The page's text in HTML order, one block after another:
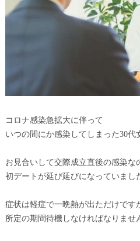
コロナ感染急拡大に伴って
いつの間にか感染してしまった30代
お見合いして交際成立直後の感染な
初デートが延び延びになっていまし
症状は軽症で一晩熱が出ただけです
所定の期間待機しなければなりませ